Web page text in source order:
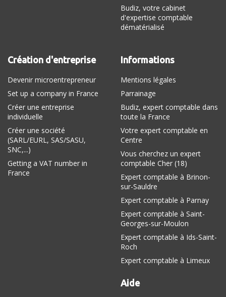
Budiz, votre cabinet
d'expertise comptable
dématérialisé
Création d'entreprise
Devenir microentrepreneur
Set up a company in France
Créer une entreprise
individuelle
Créer une société
(SARL/EURL, SAS/SASU,
SNC,...)
Getting a VAT number in
France
Informations
Mentions légales
Parrainage
Budiz, expert comptable dans
toute la France
Votre expert comptable en
Centre
Vous cherchez un expert
comptable Cher (18)
Expert comptable à Brinon-
sur-Sauldre
Expert comptable à Parnay
Expert comptable à Saint-
Georges-sur-Moulon
Expert comptable à Ids-Saint-
Roch
Expert comptable à Limeux
Aide